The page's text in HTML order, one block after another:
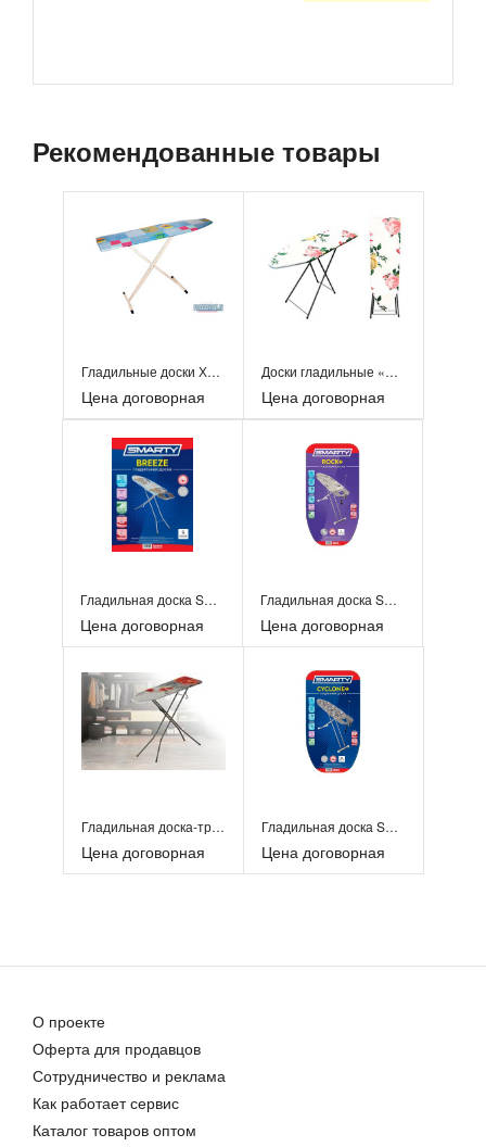
Рекомендованные товары
Гладильные доски Хозяйка
Цена договорная
Доски гладильные «Волжаночка» ДСП
Цена договорная
Гладильная доска SMARTY Breeze
Цена договорная
Гладильная доска Smarty Rock T
Цена договорная
Гладильная доска-трансформер на ножках с «коленом»
Цена договорная
Гладильная доска Smarty Cyclone T
Цена договорная
О проекте
Оферта для продавцов
Сотрудничество и реклама
Как работает сервис
Каталог товаров оптом